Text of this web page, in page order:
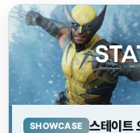
SHOWCASE 스테이트